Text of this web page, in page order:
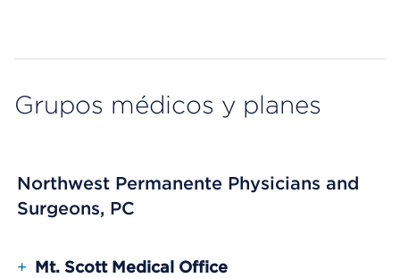
Grupos médicos y planes
Northwest Permanente Physicians and
Surgeons, PC
+ Mt. Scott Medical Office